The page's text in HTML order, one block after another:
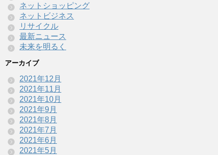
ネットショッピング
ネットビジネス
リサイクル
最新ニュース
未来を明るく
アーカイブ
2021年12月
2021年11月
2021年10月
2021年9月
2021年8月
2021年7月
2021年6月
2021年5月